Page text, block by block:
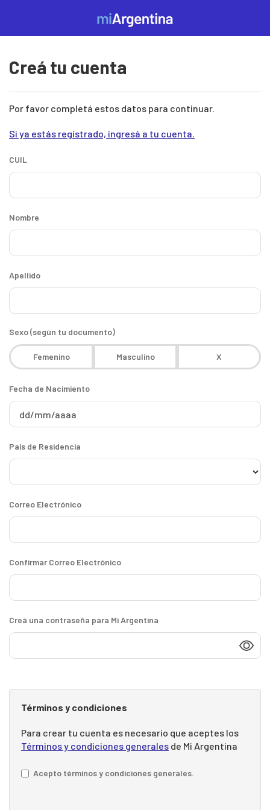
Mi
Creá tu cuenta
Por favor completá estos datos para continuar.
Si ya estás registrado, ingresá a tu cuenta.
CUIL
Nombre
Apellido
Sexo (según tu documento)
Femenino Masculino X
Fecha de Nacimiento
País de Residencia
Correo Electrónico
Confirmar Correo Electrónico
Creá una contraseña para Mi Argentina
Términos y condiciones
Para crear tu cuenta es necesario que aceptes los
Términos y condiciones generales de Mi Argentina
Acepto términos y condiciones generales.